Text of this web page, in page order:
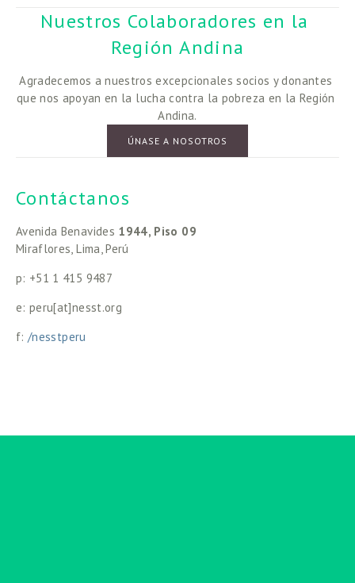
Nuestros Colaboradores en la
Región Andina
Agradecemos a nuestros excepcionales socios y donantes
que nos apoyan en la lucha contra la pobreza en la Región
Andina.
ÚNASE A NOSOTROS
Contáctanos
Avenida Benavides 1944, Piso 09
Miraflores, Lima, Perú
p: +51 1 415 9487
e: peru[at]nesst.org
f: /nesstperu